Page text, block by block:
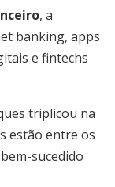
, a
banking, apps
e fintechs
triplicou na
estão entre os
sucedido